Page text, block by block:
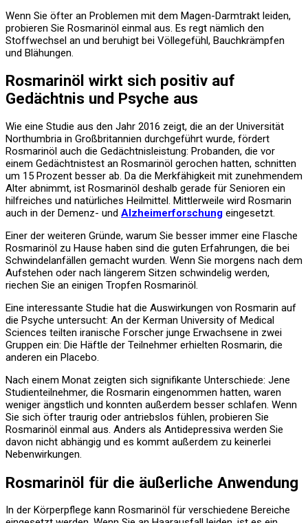
Wenn Sie öfter an Problemen mit dem Magen-Darmtrakt leiden,
probieren Sie Rosmarinöl einmal aus. Es regt nämlich den
Stoffwechsel an und beruhigt bei Völlegefühl, Bauchkrämpfen
und Blähungen.
Rosmarinöl wirkt sich positiv auf
Gedächtnis und Psyche aus
Wie eine Studie aus den Jahr 2016 zeigt, die an der Universität
Northumbria in Großbritannien durchgeführt wurde, fördert
Rosmarinöl auch die Gedächtnisleistung: Probanden, die vor
einem Gedächtnistest an Rosmarinöl gerochen hatten, schnitten
um 15 Prozent besser ab. Da die Merkfähigkeit mit zunehmendem
Alter abnimmt, ist Rosmarinöl deshalb gerade für Senioren ein
hilfreiches und natürliches Heilmittel. Mittlerweile wird Rosmarin
auch in der Demenz- und Alzheimerforschung eingesetzt.
Einer der weiteren Gründe, warum Sie besser immer eine Flasche
Rosmarinöl zu Hause haben sind die guten Erfahrungen, die bei
Schwindelanfällen gemacht wurden. Wenn Sie morgens nach dem
Aufstehen oder nach längerem Sitzen schwindelig werden,
riechen Sie an einigen Tropfen Rosmarinöl.
Eine interessante Studie hat die Auswirkungen von Rosmarin auf
die Psyche untersucht: An der Kerman University of Medical
Sciences teilten iranische Forscher junge Erwachsene in zwei
Gruppen ein: Die Häftle der Teilnehmer erhielten Rosmarin, die
anderen ein Placebo.
Nach einem Monat zeigten sich signifikante Unterschiede: Jene
Studienteilnehmer, die Rosmarin eingenommen hatten, waren
weniger ängstlich und konnten außerdem besser schlafen. Wenn
Sie sich öfter traurig oder antriebslos fühlen, probieren Sie
Rosmarinöl einmal aus. Anders als Antidepressiva werden Sie
davon nicht abhängig und es kommt außerdem zu keinerlei
Nebenwirkungen.
Rosmarinöl für die äußerliche Anwendung
In der Körperpflege kann Rosmarinöl für verschiedene Bereiche